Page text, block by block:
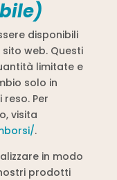
disponibili
web. Questi
limitate e
solo in
Per
visita
.
in modo
prodotti